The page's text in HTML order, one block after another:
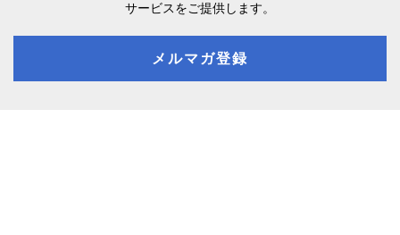
サービスをご提供します。
メルマガ登録